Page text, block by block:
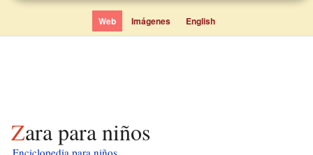
Web Imágenes English
Zara para niños
Enciclopedia para niños